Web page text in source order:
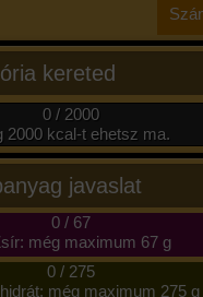
kereted
0 / 2000
2000 kcal-t ehetsz ma.
javaslat
0/ 67
még maximum 67 g
0/ 275
még maximum 275 g